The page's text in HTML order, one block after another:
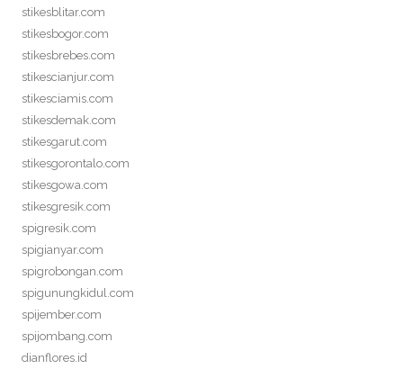
stikesblitar.com
stikesbogor.com
stikesbrebes.com
stikescianjur.com
stikesciamis.com
stikesdemak.com
stikesgarut.com
stikesgorontalo.com
stikesgowa.com
stikesgresik.com
spigresik.com
spigianyar.com
spigrobongan.com
spigunungkidul.com
spijember.com
spijombang.com
dianflores.id